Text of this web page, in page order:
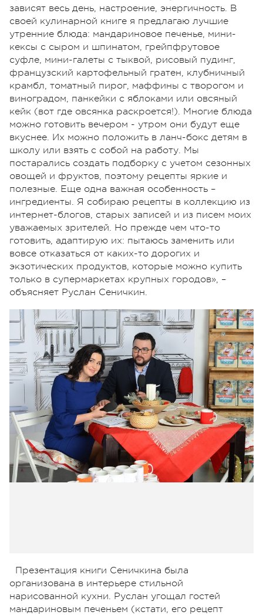
зависят весь день, настроение, энергичность. В
своей кулинарной книге я предлагаю лучшие
утренние блюда: мандариновое печенье, мини-
кексы с сыром и шпинатом, грейпфрутовое
суфле, мини-галеты с тыквой, рисовый пудинг,
французский картофельный гратен, клубничный
крамбл, томатный пирог, маффины с творогом и
виноградом, панкейки с яблоками или овсяный
кейк (вот где овсянка раскроется!). Многие блюда
можно готовить вечером - утром они будут еще
вкуснее. Их можно положить в ланч-бокс детям в
школу или взять с собой на работу. Мы
постарались создать подборку с учетом сезонных
овощей и фруктов, поэтому рецепты яркие и
полезные. Еще одна важная особенность –
ингредиенты. Я собираю рецепты в коллекцию из
интернет-блогов, старых записей и из писем моих
уважаемых зрителей. Но прежде чем что-то
готовить, адаптирую их: пытаюсь заменить или
вовсе отказаться от каких-то дорогих и
экзотических продуктов, которые можно купить
только в супермаркетах крупных городов», –
объясняет Руслан Сеничкин.
Презентация книги Сеничкина была
организована в интерьере стильной
нарисованной кухни. Руслан угощал гостей
мандариновым печеньем (кстати, его рецепт